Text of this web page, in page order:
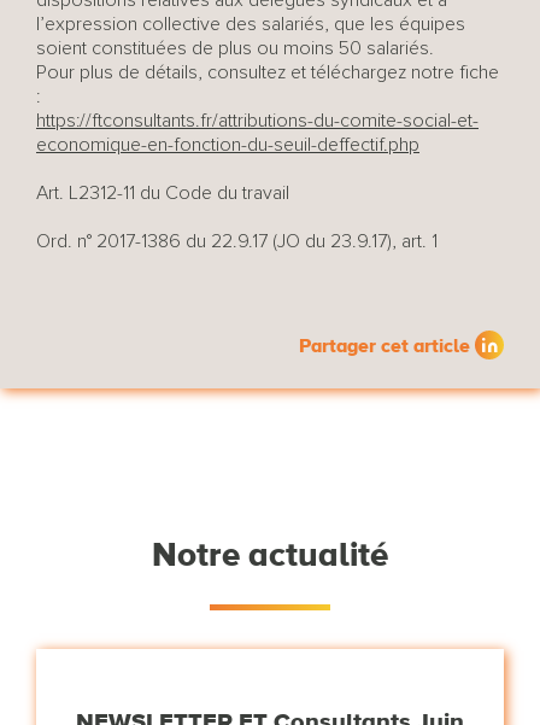
l’expression collective des salariés, que les équipes
soient constituées de plus ou moins 50 salariés.
Pour plus de détails, consultez et téléchargez notre fiche
:
https://ftconsultants.fr/attributions-du-comite-social-et-
economique-en-fonction-du-seuil-deffectif.php
Art. L2312-11 du Code du travail
Ord. n° 2017-1386 du 22.9.17 (JO du 23.9.17), art. 1
Partager cet article
Notre actualité